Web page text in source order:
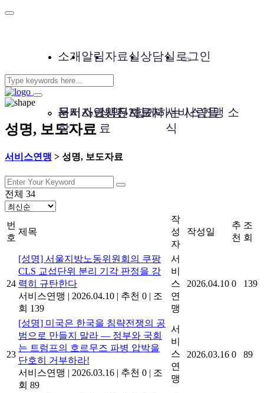
소개
서비스연맹은?함께하는 사람들
알림
공지사
항
성명, 보도자
료
서비스연맹 소
식
자료실
문서자료사진자료
상담실 로그인
성명, 보도자료
서비스연맹 > 성명, 보도자료
전체 34
번
호
제목
작
성
자
작성일
추
천
조
회
24
[성명] 서울지방노동위원회의 쿠팡
CLS 교섭단위 분리 기각 판정을 강
력히 규탄한다
서비스연맹 | 2026.04.10 | 추천 0 | 조
회 139
서
비
스
연
맹
2026.04.10 0 139
23
[성명] 미국은 한국을 침략전쟁의 공
범으로 만들지 말라 — 정부와 국회
는 트럼프의 호르무즈 파병 압박을
단호히 거부하라!
서비스연맹 | 2026.03.16 | 추천 0 | 조
회 89
서
비
스
연
맹
2026.03.16 0 89